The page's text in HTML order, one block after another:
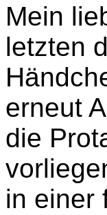
Mein
letzten
erneut
die
in einer